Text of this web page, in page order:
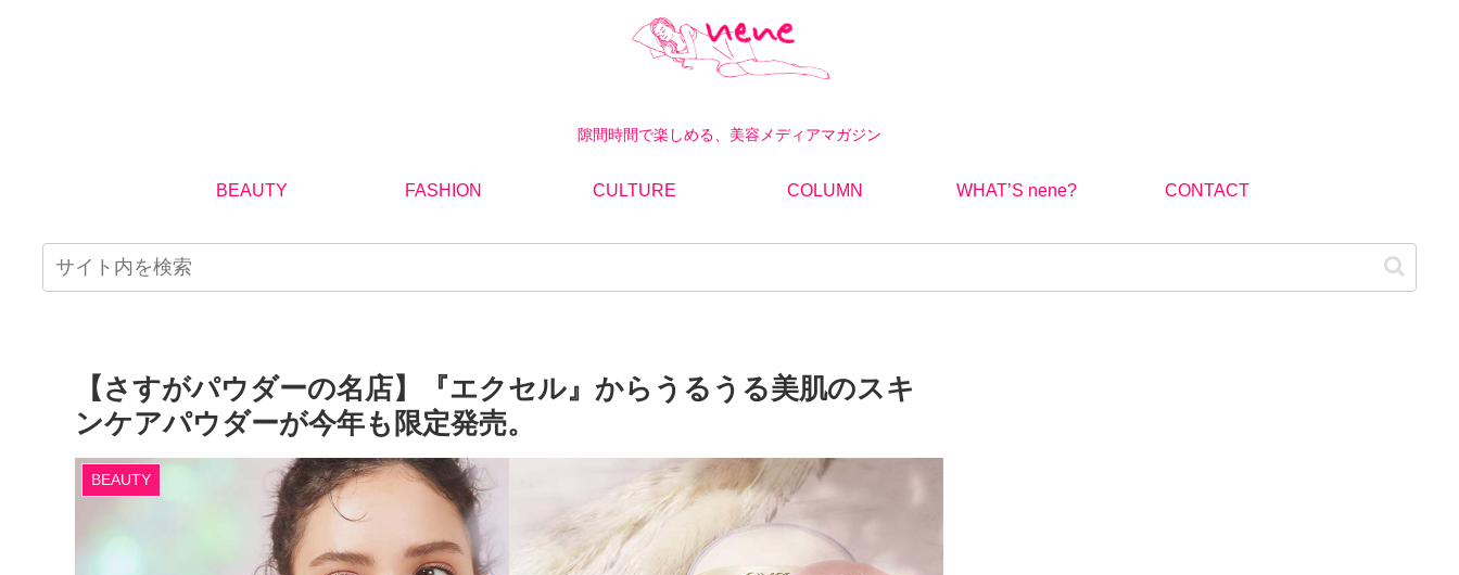
隙間時間で楽しめる、美容メディアマガジン
BEAUTY FASHION CULTURE COLUMN WHAT’S nene? CONTACT
【さすがパウダーの名店】『エクセル』からうるうる美肌のスキ
ンケアパウダーが今年も限定発売。
BEAUTY